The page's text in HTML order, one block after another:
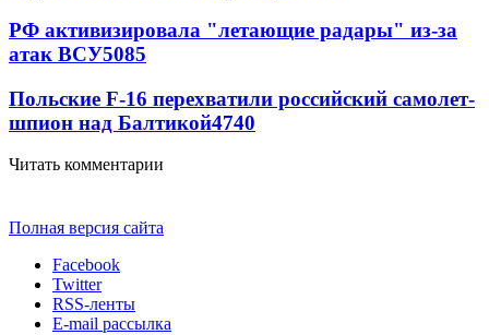
РФ активизировала "летающие радары" из-за
атак ВСУ5085
Польские F-16 перехватили российский самолет-
шпион над Балтикой4740
Читать комментарии
Полная версия сайта
Facebook
Twitter
RSS-ленты
E-mail рассылка